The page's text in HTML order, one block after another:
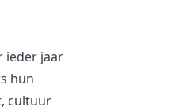
ieder jaar
hun
cultuur